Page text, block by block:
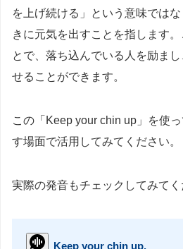
を上げ続ける」という意味では
きに元気を出すことを指します
とで、落ち込んでいる人を励ま
せることができます。
この「Keep your chin up」を使
す場面で活用してみてください。
実際の発音もチェックしてみてく
Keep your chin up.